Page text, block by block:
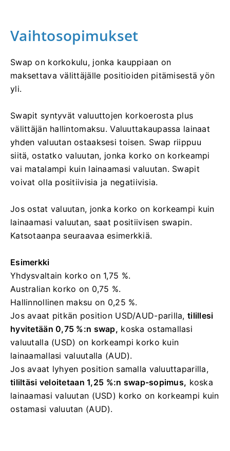
Vaihtosopimukset
Swap on korkokulu, jonka kauppiaan on
maksettava välittäjälle positioiden pitämisestä yön
yli.
Swapit syntyvät valuuttojen korkoerosta plus
välittäjän hallintomaksu. Valuuttakaupassa lainaat
yhden valuutan ostaaksesi toisen. Swap riippuu
siitä, ostatko valuutan, jonka korko on korkeampi
vai matalampi kuin lainaamasi valuutan. Swapit
voivat olla positiivisia ja negatiivisia.
Jos ostat valuutan, jonka korko on korkeampi kuin
lainaamasi valuutan, saat positiivisen swapin.
Katsotaanpa seuraavaa esimerkkiä.
Esimerkki
Yhdysvaltain korko on 1,75 %.
Australian korko on 0,75 %.
Hallinnollinen maksu on 0,25 %.
Jos avaat pitkän position USD/AUD-parilla,tilillesi
hyvitetään 0,75 %:n swap, koska ostamallasi
valuutalla (USD) on korkeampi korko kuin
lainaamallasi valuutalla (AUD).
Jos avaat lyhyen position samalla valuuttaparilla,
tililtäsi veloitetaan 1,25 %:n swap-sopimus, koska
lainaamasi valuutan (USD) korko on korkeampi kuin
ostamasi valuutan (AUD).